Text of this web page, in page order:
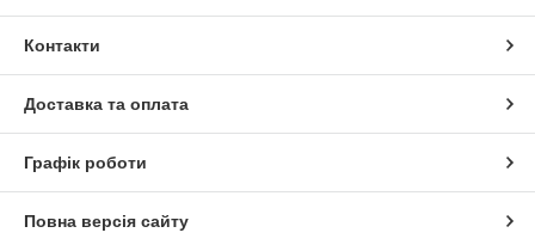
Контакти
Доставка та оплата
Графік роботи
Повна версія сайту